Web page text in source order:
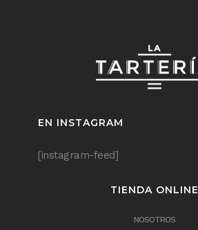
EN INSTAGRAM
[instagram-feed]
TIENDA ONLINE
NOSOTROS